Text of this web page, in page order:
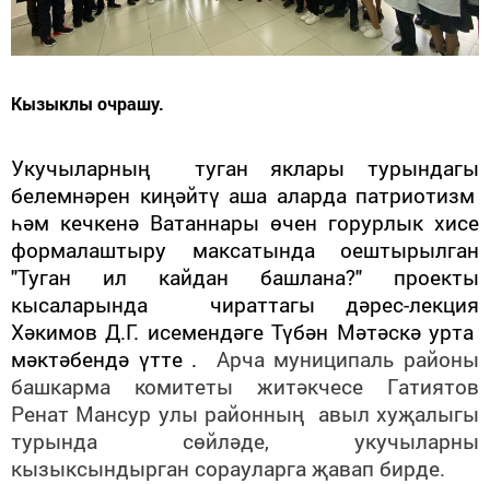
Кызыклы очрашу.
Укучыларның туган яклары турындагы
белемнәрен киңәйтү аша аларда патриотизм
һәм кечкенә Ватаннары өчен горурлык хисе
формалаштыру максатында оештырылган
"Туган ил кайдан башлана?" проекты
кысаларында чираттагы дәрес-лекция
Хәкимов Д.Г. исемендәге Түбән Мәтәскә урта
мәктәбендә үтте . Арча муниципаль районы
башкарма комитеты житәкчесе Гатиятов
Ренат Мансур улы районның авыл хуҗалыгы
турында сөйләде, укучыларны
кызыксындырган сорауларга җавап бирде.